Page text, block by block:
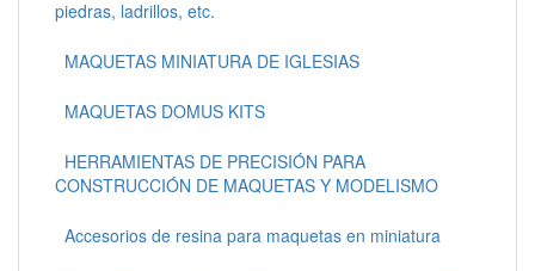
piedras, ladrillos, etc.
MAQUETAS MINIATURA DE IGLESIAS
MAQUETAS DOMUS KITS
HERRAMIENTAS DE PRECISIÓN PARA
CONSTRUCCIÓN DE MAQUETAS Y MODELISMO
Accesorios de resina para maquetas en miniatura